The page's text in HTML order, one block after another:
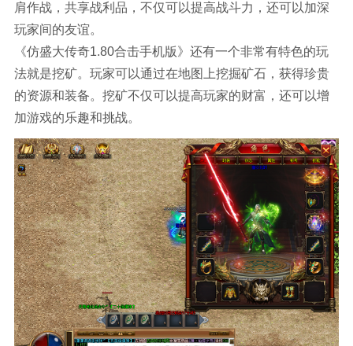
肩作战，共享战利品，不仅可以提高战斗力，还可以加深
玩家间的友谊。
《仿盛大传奇1.80合击手机版》还有一个非常有特色的玩
法就是挖矿。玩家可以通过在地图上挖掘矿石，获得珍贵
的资源和装备。挖矿不仅可以提高玩家的财富，还可以增
加游戏的乐趣和挑战。